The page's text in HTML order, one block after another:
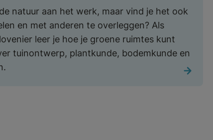
natuur aan het werk, maar vind je het ook
en met anderen te overleggen? Als
leer je hoe je groene ruimtes kunt
tuinontwerp, plantkunde, bodemkunde en